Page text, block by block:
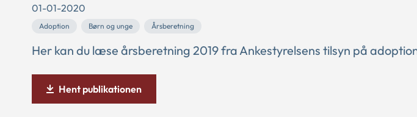
01-01-2020
Adoption Børn og unge Årsberetning
Her kan du læse årsberetning 2019 fra Ankestyrelsens tilsyn på
Hent publikationen